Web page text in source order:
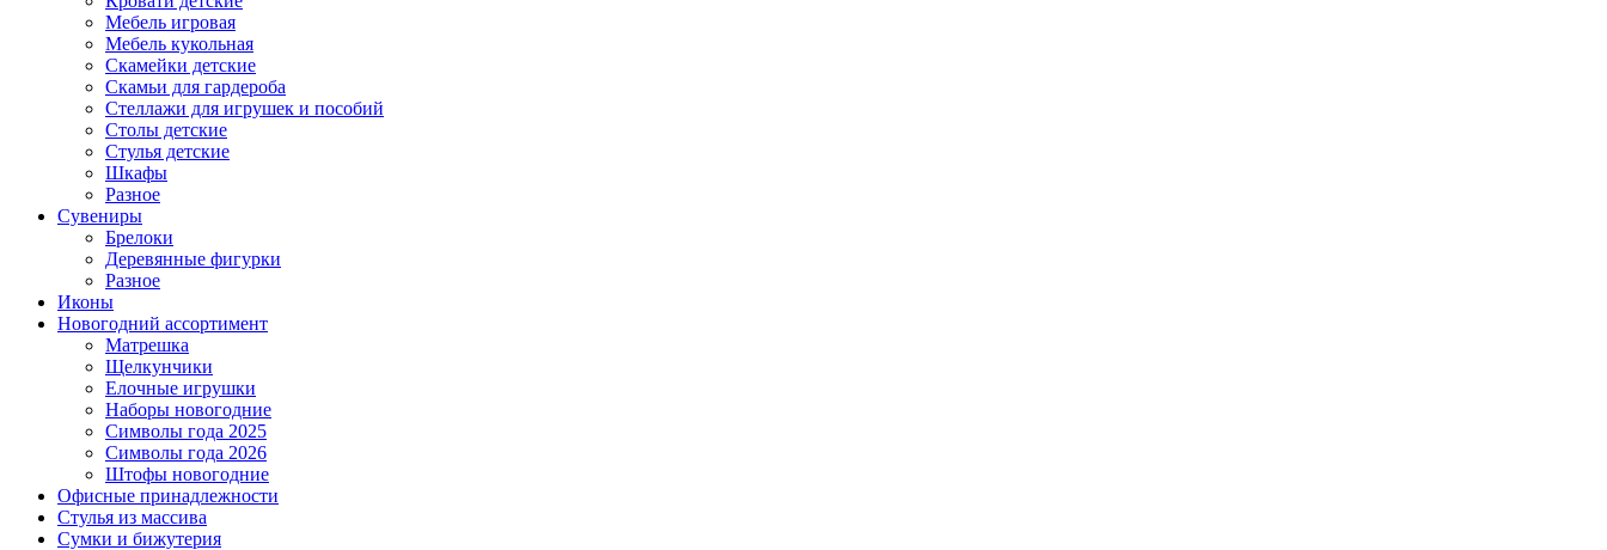
Мебель игровая
Мебель кукольная
Скамейки детские
Скамьи для гардероба
Стеллажи для игрушек и пособий
Столы детские
Стулья детские
Шкафы
Разное
Сувениры
Брелоки
Деревянные фигурки
Разное
Иконы
Новогодний ассортимент
Матрешка
Щелкунчики
Елочные игрушки
Наборы новогодние
Символы года 2025
Символы года 2026
Штофы новогодние
Офисные принадлежности
Стулья из массива
Сумки и бижутерия